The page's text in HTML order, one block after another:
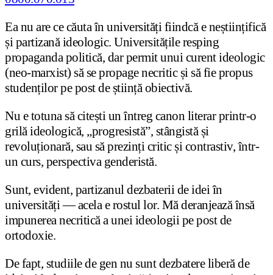
Ea nu are ce căuta în universități fiindcă e neștiințifică
și partizană ideologic. Universitățile resping
propaganda politică, dar permit unui curent ideologic
(neo-marxist) să se propage necritic și să fie propus
studenților pe post de știință obiectivă.
Nu e totuna să citești un întreg canon literar printr-o
grilă ideologică, „progresistă”, stângistă și
revoluționară, sau să prezinți critic și contrastiv, într-
un curs, perspectiva genderistă.
Sunt, evident, partizanul dezbaterii de idei în
universități — acela e rostul lor. Mă deranjează însă
impunerea necritică a unei ideologii pe post de
ortodoxie.
De fapt, studiile de gen nu sunt dezbatere liberă de